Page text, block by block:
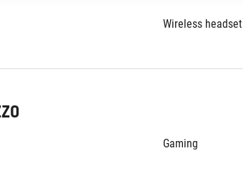
Wireless headset
Gaming